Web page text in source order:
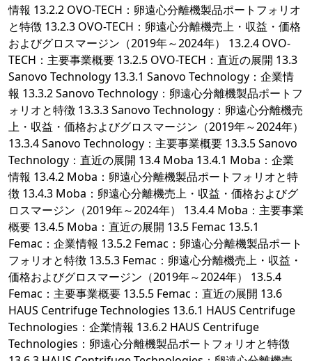
情報 13.2.2 OVO-TECH：卵遠心分離機製品ポートフォリオ
と特徴 13.2.3 OVO-TECH：卵遠心分離機売上・収益・価格
およびグロスマージン（2019年～2024年） 13.2.4 OVO-
TECH：主要事業概要 13.2.5 OVO-TECH：直近の展開 13.3
Sanovo Technology 13.3.1 Sanovo Technology：企業情
報 13.3.2 Sanovo Technology：卵遠心分離機製品ポートフ
ォリオと特徴 13.3.3 Sanovo Technology：卵遠心分離機売
上・収益・価格およびグロスマージン（2019年～2024年）
13.3.4 Sanovo Technology：主要事業概要 13.3.5 Sanovo
Technology：直近の展開 13.4 Moba 13.4.1 Moba：企業
情報 13.4.2 Moba：卵遠心分離機製品ポートフォリオと特
徴 13.4.3 Moba：卵遠心分離機売上・収益・価格およびグ
ロスマージン（2019年～2024年） 13.4.4 Moba：主要事業
概要 13.4.5 Moba：直近の展開 13.5 Femac 13.5.1
Femac：企業情報 13.5.2 Femac：卵遠心分離機製品ポート
フォリオと特徴 13.5.3 Femac：卵遠心分離機売上・収益・
価格およびグロスマージン（2019年～2024年） 13.5.4
Femac：主要事業概要 13.5.5 Femac：直近の展開 13.6
HAUS Centrifuge Technologies 13.6.1 HAUS Centrifuge
Technologies：企業情報 13.6.2 HAUS Centrifuge
Technologies：卵遠心分離機製品ポートフォリオと特徴